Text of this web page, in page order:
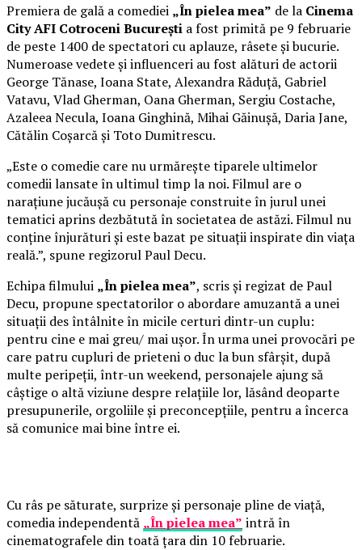
Premiera de gală a comediei „În pielea mea” de la Cinema
City AFI Cotroceni București a fost primită pe 9 februarie
de peste 1400 de spectatori cu aplauze, râsete și bucurie.
Numeroase vedete și influenceri au fost alături de actorii
George Tănase, Ioana State, Alexandra Răduță, Gabriel
Vatavu, Vlad Gherman, Oana Gherman, Sergiu Costache,
Azaleea Necula, Ioana Ginghină, Mihai Găinușă, Daria Jane,
Cătălin Coșarcă și Toto Dumitrescu.
„Este o comedie care nu urmărește tiparele ultimelor
comedii lansate în ultimul timp la noi. Filmul are o
narațiune jucăușă cu personaje construite în jurul unei
tematici aprins dezbătută în societatea de astăzi. Filmul nu
conține înjurături și este bazat pe situații inspirate din viața
reală.”, spune regizorul Paul Decu.
Echipa filmului „În pielea mea”, scris și regizat de Paul
Decu, propune spectatorilor o abordare amuzantă a unei
situații des întâlnite în micile certuri dintr-un cuplu:
pentru cine e mai greu/ mai ușor. În urma unei provocări pe
care patru cupluri de prieteni o duc la bun sfârșit, după
multe peripeții, într-un weekend, personajele ajung să
câștige o altă viziune despre relațiile lor, lăsând deoparte
presupunerile, orgoliile și preconcepțiile, pentru a încerca
să comunice mai bine între ei.
Cu râs pe săturate, surprize și personaje pline de viață,
comedia independentă „În pielea mea” intră în
cinematografele din toată țara din 10 februarie.